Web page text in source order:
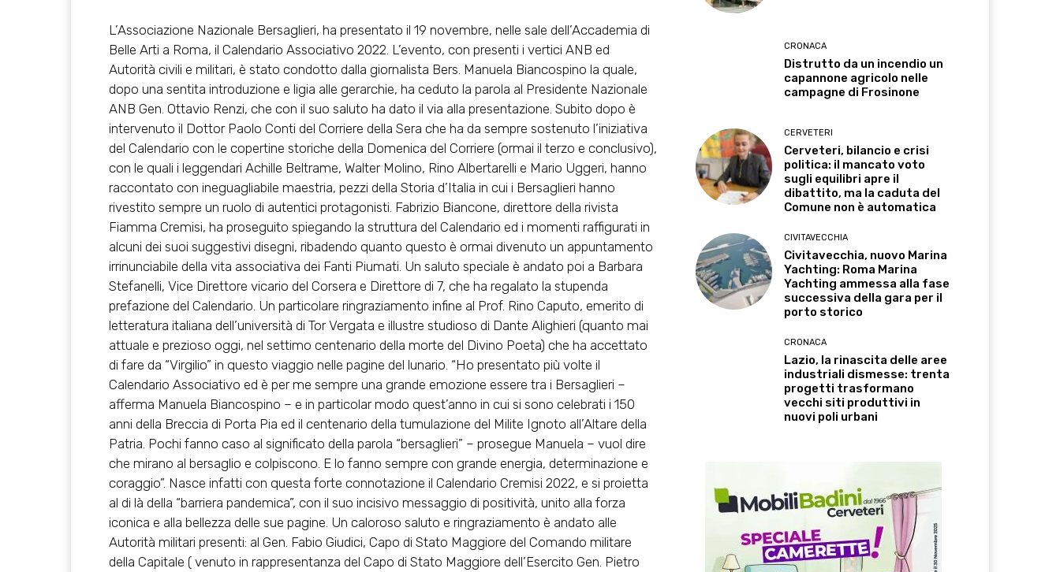
L’Associazione Nazionale Bersaglieri, ha presentato il 19 novembre, nelle sale dell’Accademia di
Belle Arti a Roma, il Calendario Associativo 2022. L’evento, con presenti i vertici ANB ed
Autorità civili e militari, è stato condotto dalla giornalista Bers. Manuela Biancospino la quale,
dopo una sentita introduzione e ligia alle gerarchie, ha ceduto la parola al Presidente Nazionale
ANB Gen. Ottavio Renzi, che con il suo saluto ha dato il via alla presentazione. Subito dopo è
intervenuto il Dottor Paolo Conti del Corriere della Sera che ha da sempre sostenuto l’iniziativa
del Calendario con le copertine storiche della Domenica del Corriere (ormai il terzo e conclusivo),
con le quali i leggendari Achille Beltrame, Walter Molino, Rino Albertarelli e Mario Uggeri, hanno
raccontato con ineguagliabile maestria, pezzi della Storia d’Italia in cui i Bersaglieri hanno
rivestito sempre un ruolo di autentici protagonisti. Fabrizio Biancone, direttore della rivista
Fiamma Cremisi, ha proseguito spiegando la struttura del Calendario ed i momenti raffigurati in
alcuni dei suoi suggestivi disegni, ribadendo quanto questo è ormai divenuto un appuntamento
irrinunciabile della vita associativa dei Fanti Piumati. Un saluto speciale è andato poi a Barbara
Stefanelli, Vice Direttore vicario del Corsera e Direttore di 7, che ha regalato la stupenda
prefazione del Calendario. Un particolare ringraziamento infine al Prof. Rino Caputo, emerito di
letteratura italiana dell’università di Tor Vergata e illustre studioso di Dante Alighieri (quanto mai
attuale e prezioso oggi, nel settimo centenario della morte del Divino Poeta) che ha accettato
di fare da “Virgilio” in questo viaggio nelle pagine del lunario. “Ho presentato più volte il
Calendario Associativo ed è per me sempre una grande emozione essere tra i Bersaglieri –
afferma Manuela Biancospino – e in particolar modo quest’anno in cui si sono celebrati i 150
anni della Breccia di Porta Pia ed il centenario della tumulazione del Milite Ignoto all’Altare della
Patria. Pochi fanno caso al significato della parola “bersaglieri” – prosegue Manuela – vuol dire
che mirano al bersaglio e colpiscono. E lo fanno sempre con grande energia, determinazione e
coraggio”. Nasce infatti con questa forte connotazione il Calendario Cremisi 2022, e si proietta
al di là della “barriera pandemica”, con il suo incisivo messaggio di positività, unito alla forza
iconica e alla bellezza delle sue pagine. Un caloroso saluto e ringraziamento è andato alle
Autorità militari presenti: al Gen. Fabio Giudici, Capo di Stato Maggiore del Comando militare
della Capitale ( venuto in rappresentanza del Capo di Stato Maggiore dell’Esercito Gen. Pietro
CRONACA
Distrutto da un incendio un
capannone agricolo nelle
campagne di Frosinone
CERVETERI
Cerveteri, bilancio e crisi
politica: il mancato voto
sugli equilibri apre il
dibattito, ma la caduta del
Comune non è automatica
CIVITAVECCHIA
Civitavecchia, nuovo Marina
Yachting: Roma Marina
Yachting ammessa alla fase
successiva della gara per il
porto storico
CRONACA
Lazio, la rinascita delle aree
industriali dismesse: trenta
progetti trasformano
vecchi siti produttivi in
nuovi poli urbani